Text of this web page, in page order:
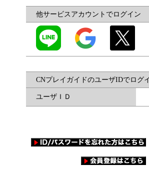
他サービスアカウントでログイン
CNプレイガイドのユーザIDでログ
ユーザＩＤ